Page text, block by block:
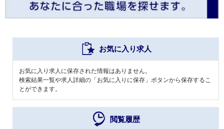
お気に入り求人
お気に入り求人に保存された情報はありません。
検索結果一覧や求人詳細の「お気に入りに保存」ボタンから保存するこ
とができます。
閲覧履歴